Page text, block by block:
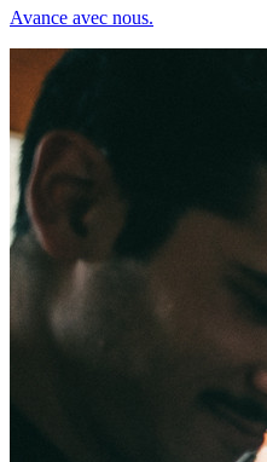
Avance avec nous.